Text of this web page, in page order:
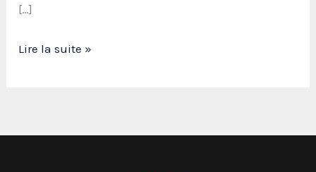
[…]
Dressing
l’optimisation
Lire la suite »